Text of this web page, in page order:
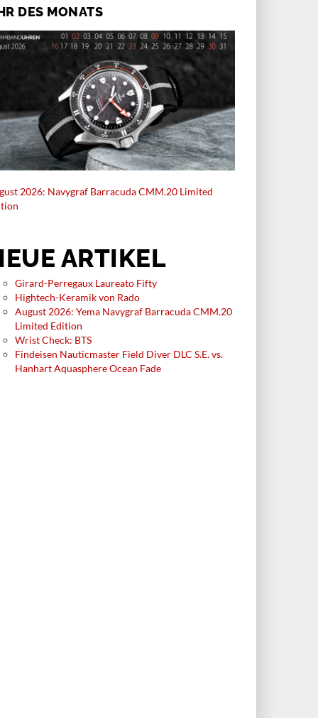
DES MONATS
2026: Navygraf Barracuda CMM.20 Limited
ARTIKEL
Girard-Perregaux Laureato Fifty
Hightech-Keramik von Rado
August 2026: Yema Navygraf Barracuda CMM.20
Limited Edition
Wrist Check: BTS
Findeisen Nauticmaster Field Diver DLC S.E. vs.
Hanhart Aquasphere Ocean Fade